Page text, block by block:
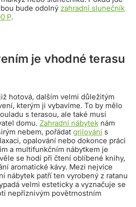
bude odolný zahradní slunečník
P.
je vhodné terasu
hotová, dalším velmi důležitým
kterým ji vybavíme. To by mělo
s terasou, ale také musí
domu. Zahradní nábytek nám
nebem, pořádat grilování s
opalování nebo dokonce práci
a multifunkčním nábytkem je
se hodí při čtení oblíbené knihy,
aromatické kávy. Mezi nejvíce
nábytek patří ten vyrobený z ratanu
velmi esteticky a vyznačuje se
nepříznivým povětrnostním